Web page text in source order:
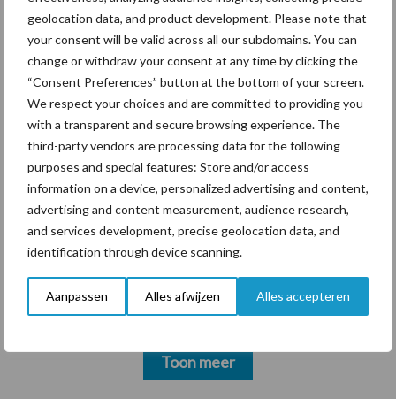
geolocation data, and product development. Please note that
your consent will be valid across all our subdomains. You can
change or withdraw your consent at any time by clicking the
“Consent Preferences” button at the bottom of your screen.
We respect your choices and are committed to providing you
with a transparent and secure browsing experience. The
third-party vendors are processing data for the following
purposes and special features: Store and/or access
information on a device, personalized advertising and content,
advertising and content measurement, audience research,
and services development, precise geolocation data, and
identification through device scanning.
Aanpassen Alles afwijzen Alles accepteren
Themapagina's
Diergezondheid Bemesting Fokkerij
Bedrijfsnieuws
Ligbox &
Voerhekken
Toon meer